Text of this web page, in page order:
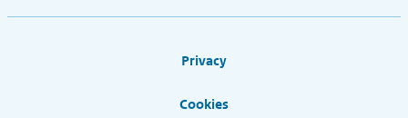
Privacy
Cookies